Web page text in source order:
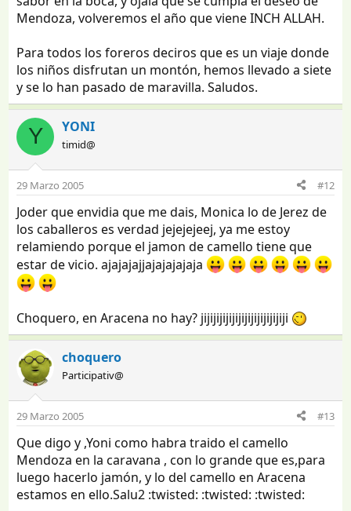
Mendoza, volveremos el año que viene INCH ALLAH.
Para todos los foreros deciros que es un viaje donde
los niños disfrutan un montón, hemos llevado a siete
y se lo han pasado de maravilla. Saludos.
Y YONI
timid@
29 Marzo 2005 #12
Joder que envidia que me dais, Monica lo de Jerez de
los caballeros es verdad jejejejeej, ya me estoy
relamiendo porque el jamon de camello tiene que
estar de vicio. ajajajajjajajajajaja
Choquero, en Aracena no hay? jijijijijijijijijijijijijiji
choquero
Participativ@
29 Marzo 2005 #13
Que digo y ,Yoni como habra traido el camello
Mendoza en la caravana , con lo grande que es,para
luego hacerlo jamón, y lo del camello en Aracena
estamos en ello.Salu2 :twisted: :twisted: :twisted: